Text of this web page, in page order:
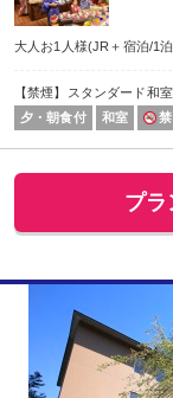
大人お1人様(JR＋宿泊/1
【禁煙】スタンダード和
夕・朝食付
和室
プラ